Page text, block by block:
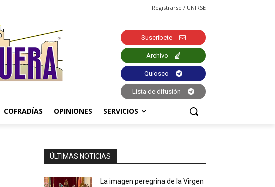
Registrarse / UNIRSE
Suscríbete
Archivo
Quiosco
Lista de difusión
COFRADÍAS OPINIONES SERVICIOS
ÚLTIMAS NOTICIAS
La imagen peregrina de la Virgen